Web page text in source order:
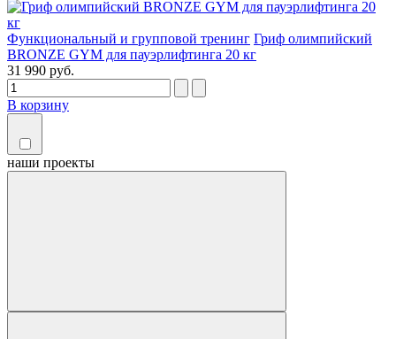
Функциональный и групповой тренинг Гриф олимпийский
BRONZE GYM для пауэрлифтинга 20 кг
31 990 руб.
В корзину
наши проекты